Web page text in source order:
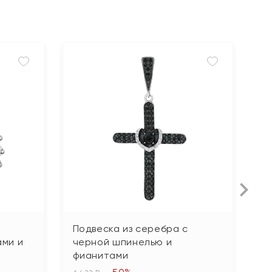
и
Подвеска из серебра с
черной шпинелью и
фианитами